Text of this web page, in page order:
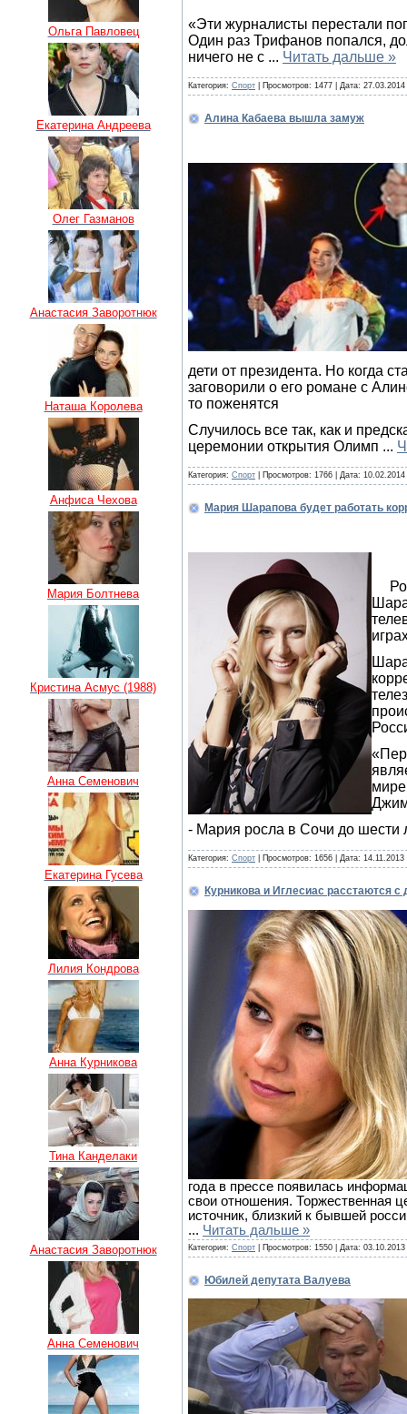
Ольга Павловец
Екатерина Андреева
Олег Газманов
Анастасия Заворотнюк
Наташа Королева
Анфиса Чехова
Мария Болтнева
Кристина Асмус (1988)
Анна Семенович
Екатерина Гусева
Лилия Кондрова
Анна Курникова
Тина Канделаки
Анастасия Заворотнюк
Анна Семенович
«Эти журналисты перестали
Один раз Трифанов попался,
ничего не с ... Читать дальше »
Категория: Спорт | Просмотров: 1477 | Дата: 27.03.2014
Алина Кабаева вышла замуж
дети от президента. Но когда
заговорили о его романе с
то поженятся
Случилось все так, как и
церемонии открытия Олимп ...
Категория: Спорт | Просмотров: 1766 | Дата: 10.02.2014
Мария Шарапова будет работать
- Мария росла в Сочи до шести
Категория: Спорт | Просмотров: 1656 | Дата: 14.11.2013
Курникова и Иглесиас расстаются с
года в прессе появилась
свои отношения. Торжественная
источник, близкий к бывшей
... Читать дальше »
Категория: Спорт | Просмотров: 1550 | Дата: 03.10.2013
Юбилей депутата Валуева